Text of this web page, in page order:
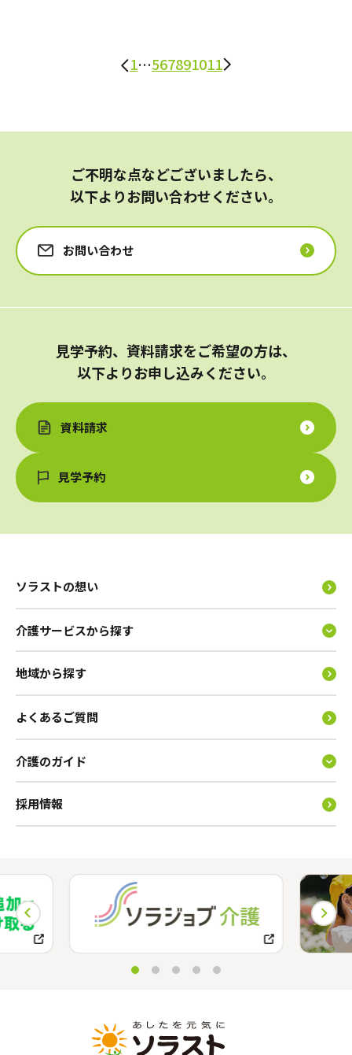
1…567891011
ご不明な点などございましたら、
以下よりお問い合わせください。
お問い合わせ
見学予約、資料請求をご希望の方は、
以下よりお申し込みください。
資料請求
見学予約
ソラストの想い
介護サービスから探す
地域から探す
よくあるご質問
介護のガイド
採用情報